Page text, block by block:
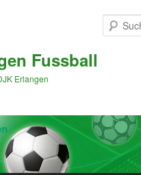
Fussball
Erlangen